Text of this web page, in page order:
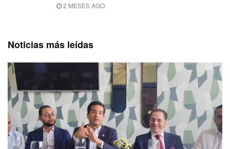
2 MESES AGO
Noticias más leídas